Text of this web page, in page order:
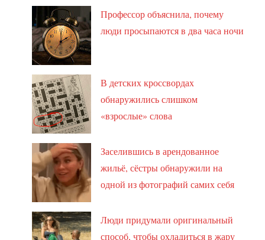
Профессор объяснила, почему
люди просыпаются в два часа ночи
В детских кроссвордах
обнаружились слишком
«взрослые» слова
Заселившись в арендованное
жильё, сёстры обнаружили на
одной из фотографий самих себя
Люди придумали оригинальный
способ, чтобы охладиться в жару